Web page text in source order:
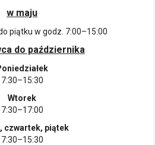
w maju
piątku w godz. 7:00–15:00
do października
7:30–15:30
Wtorek
7:30–17:00
czwartek, piątek
7:30–15:30